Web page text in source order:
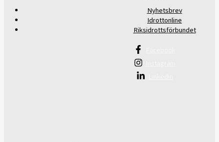
Nyhetsbrev
Idrottonline
Riksidrottsförbundet